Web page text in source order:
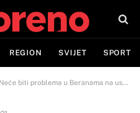
REGION SVIJET SPORT
problema u Beranama na ustoličenju episkopa Metodija